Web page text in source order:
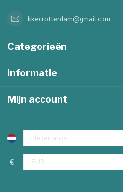
kkecrotterdam@gmail.com
Categorieën
Informatie
Mijn account
€